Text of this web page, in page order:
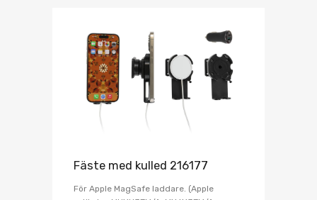
Fäste med kulled 216177
För Apple MagSafe laddare. (Apple